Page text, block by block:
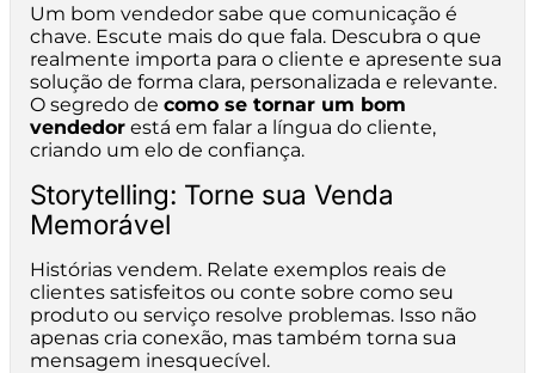
Um bom vendedor sabe que comunicação é
chave. Escute mais do que fala. Descubra o que
realmente importa para o cliente e apresente sua
solução de forma clara, personalizada e relevante.
O segredo de como se tornar um bom
vendedor está em falar a língua do cliente,
criando um elo de confiança.
Storytelling: Torne sua Venda
Memorável
Histórias vendem. Relate exemplos reais de
clientes satisfeitos ou conte sobre como seu
produto ou serviço resolve problemas. Isso não
apenas cria conexão, mas também torna sua
mensagem inesquecível.